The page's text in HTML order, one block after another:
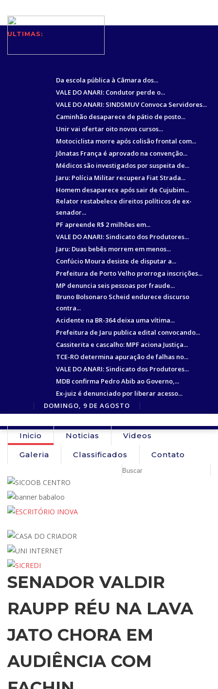
ULTIMAS:
Da escola pública à Câmara dos...
VALE DO ANARI: Condutor perde o...
VALE DO ANARI: SINDSMUV Convoca Servidores...
Caminhão desaparece de pátio de posto...
Unir vai ofertar oito novos cursos...
Motociclista morre após colisão frontal com...
Jônatas França é aprovado na convenção...
Médicos são investigados por suspeita de...
Jaru: Polícia Militar recupera Fiat Strada...
Homem desaparece após sair de Cujubim...
Relator restabelece direitos políticos de ex-
senador...
PF apreende R$ 2 milhões em...
VALE DO ANARI: Sindicato dos Produtores...
Jaru: Duas bebês morrem em menos...
Confúcio Moura desiste de disputar a...
Prefeitura de Porto Velho prorroga inscrições...
MP denuncia seis pessoas por fraude...
Bruno Bolsonaro Scheid endurece discurso
contra...
Acidente na BR-364 deixa uma vítima...
Prefeitura de Jaru publica edital convocando...
Cassiterita e cascalho: MPF aciona Justiça...
TCE-RO determina apuração de falhas no...
VALE DO ANARI: Sindicato dos Produtores...
MDB confirma Pedro Abib ao Governo,...
Ex-juiz é denunciado por liberar acesso...
DOMINGO, 9 DE AGOSTO
Inicio Noticias Videos
Galeria Classificados Contato
SENADOR VALDIR
RAUPP RÉU NA LAVA
JATO CHORA EM
AUDIÊNCIA COM